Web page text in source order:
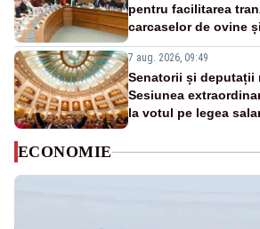
pentru facilitarea
carcaselor de ovine
7 aug. 2026, 09:49
Senatorii și deputații
Sesiunea
la votul pe legea
ECONOMIE